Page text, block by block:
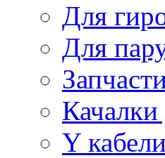
Для
Для
Y